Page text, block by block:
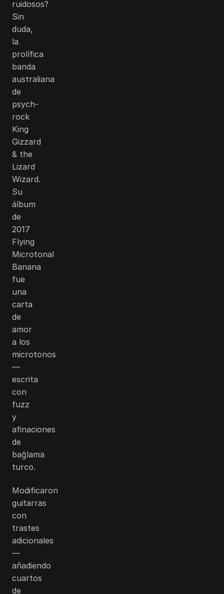
ruidosos?
Sin
duda,
la
prolífica
banda
australiana
de
psych-
rock
King
Gizzard
& the
Lizard
Wizard.
Su
álbum
de
2017
Flying
Microtonal
Banana
fue
una
carta
de
amor
a los
microtonos
—
escrita
con
fuzz
y
afinaciones
de
bağlama
turco.
Modificaron
guitarras
con
trastes
adicionales
—
añadiendo
cuartos
de